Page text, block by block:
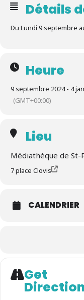
Détails
Du Lundi 9 septembre
Heure
9 septembre 2024 - 4
(GMT+00:00)
Lieu
Médiathèque de St-
7 place Clovis
CALENDRIER
Get